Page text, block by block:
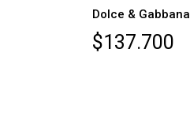
Dolce & Gabbana
$137.700